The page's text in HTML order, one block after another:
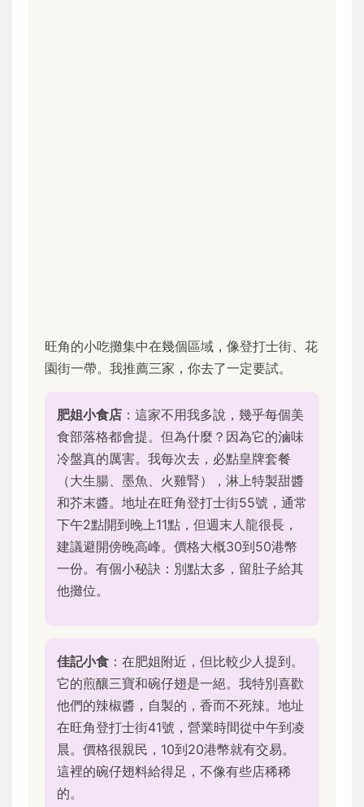
旺角的小吃攤集中在幾個區域，像登打士街、花
園街一帶。我推薦三家，你去了一定要試。
肥姐小食店 ：這家不用我多說，幾乎每個美
食部落格都會提。但為什麼？因為它的滷味
冷盤真的厲害。我每次去，必點皇牌套餐
（大生腸、墨魚、火雞腎），淋上特製甜醬
和芥末醬。地址在旺角登打士街55號，通常
下午2點開到晚上11點，但週末人龍很長，
建議避開傍晚高峰。價格大概30到50港幣
一份。有個小秘訣：別點太多，留肚子給其
他攤位。
佳記小食 ：在肥姐附近，但比較少人提到。
它的煎釀三寶和碗仔翅是一絕。我特別喜歡
他們的辣椒醬，自製的，香而不死辣。地址
在旺角登打士街41號，營業時間從中午到凌
晨。價格很親民，10到20港幣就有交易。
這裡的碗仔翅料給得足，不像有些店稀稀
的。